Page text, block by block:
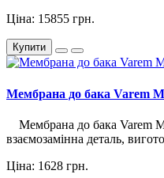
Ціна: 15855 грн.
Купити
Мембрана до бака Varem
Мембрана до бака Varem
взаємозамінна деталь,
Ціна: 1628 грн.